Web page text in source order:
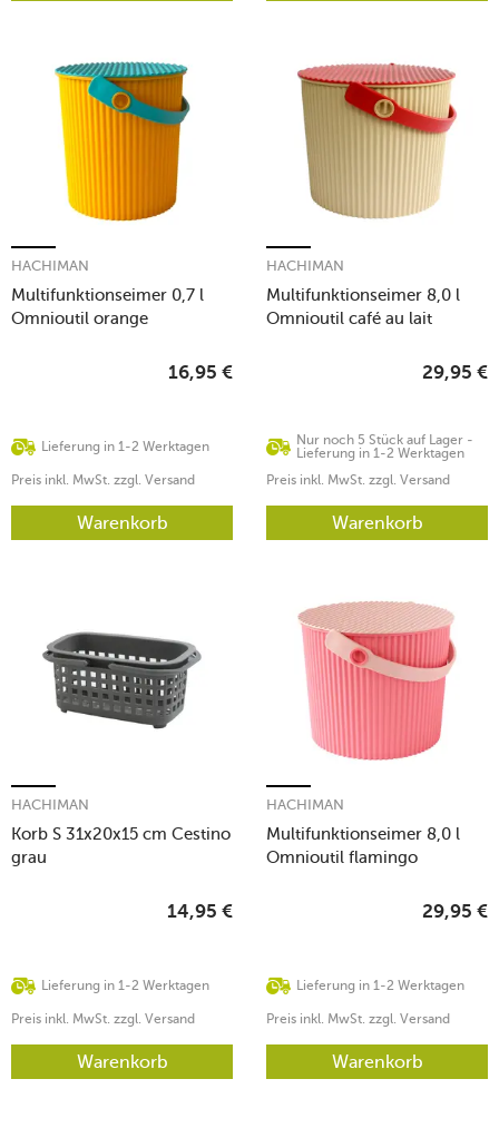
Multifunktionseimer 0,7 l
Omnioutil orange
HACHIMAN
Lieferung in 1-2 Werktagen
16,95 €
Preis inkl. MwSt. zzgl. Versand
Warenkorb
Multifunktionseimer 8,0 l
Omnioutil café au lait
HACHIMAN
Nur noch 5 Stück auf Lager -
Lieferung in 1-2 Werktagen
29,95 €
Preis inkl. MwSt. zzgl. Versand
Warenkorb
Korb S 31x20x15 cm Cestino
grau
HACHIMAN
Lieferung in 1-2 Werktagen
14,95 €
Preis inkl. MwSt. zzgl. Versand
Warenkorb
Multifunktionseimer 8,0 l
Omnioutil flamingo
HACHIMAN
Lieferung in 1-2 Werktagen
29,95 €
Preis inkl. MwSt. zzgl. Versand
Warenkorb